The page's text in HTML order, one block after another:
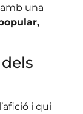
una
i qui